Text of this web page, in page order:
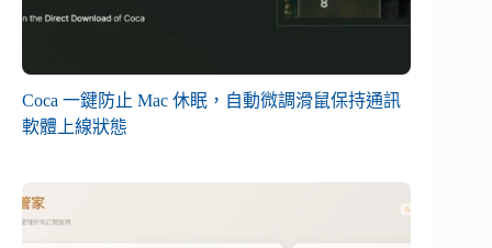
Coca 一鍵防止 Mac 休眠，自動微調滑鼠保持通訊
軟體上線狀態